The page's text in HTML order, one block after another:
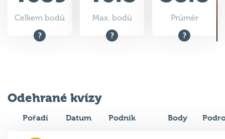
Celkem bodů Max. bodů Průměr
Odehrané kvízy
Pořadí Datum Podnik Body